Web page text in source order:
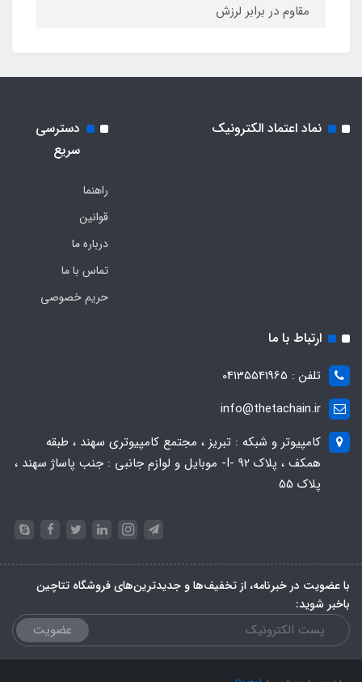
مقاوم در برابر لرزش
نماد اعتماد الکترونیک
دسترسی
سریع
راهنما
قوانین
درباره ما
تماس با ما
حریم خصوصی
ارتباط با ما
تلفن : 04135541965
info@thetachain.ir
کامپیوتر و شبکه : تبریز ، مجتمع کامپیوتری سهند ، طبقه
همکف ، پلاک 92 -I- موبایل و لوازم جانبی : جنب پاساژ سهند ،
پلاک 55
با عضویت در خبرنامه، از تخفیف‌ها و جدیدترین‌های فروشگاه تتاچین
باخبر شوید:
عضویت